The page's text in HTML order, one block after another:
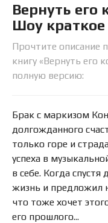
Вернуть его
Шоу
Прочтите описание
книгу «Вернуть его
полную версию:
Брак с маркизом
долгожданного
только горе и
успеха в
в себе. Когда спустя
жизнь и предложил
что тоже хочет
его прошлого...